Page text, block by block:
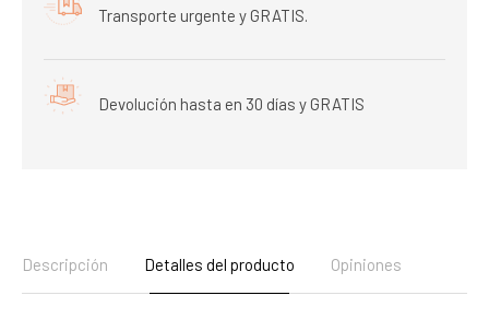
Transporte urgente y GRATIS.
Devolución hasta en 30 días y GRATIS
Descripción Detalles del producto Opiniones